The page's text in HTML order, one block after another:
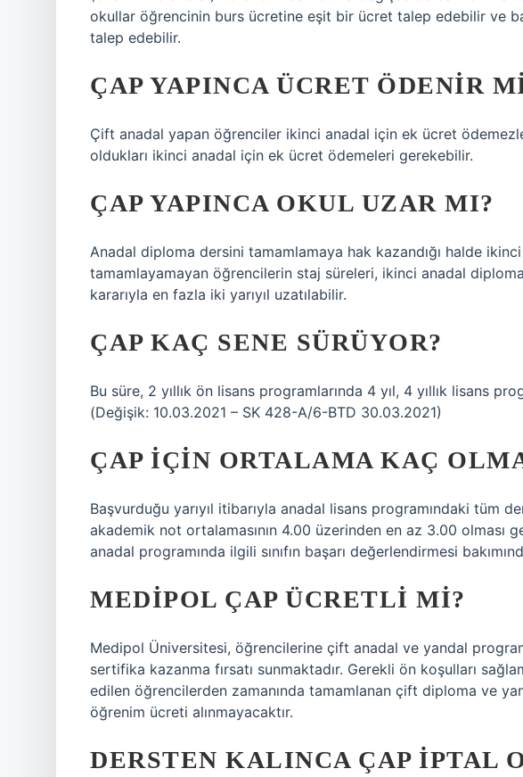
okullar öğrencinin burs ücretine eşit bir ücret talep edebilir ve
talep edebilir.
ÇAP YAPINCA ÜCRET ÖDENIR
Çift anadal yapan öğrenciler ikinci anadal için ek ücret
oldukları ikinci anadal için ek ücret ödemeleri gerekebilir.
ÇAP YAPINCA OKUL UZAR MI?
Anadal diploma dersini tamamlamaya hak kazandığı halde
tamamlayamayan öğrencilerin staj süreleri, ikinci anadal
kararıyla en fazla iki yarıyıl uzatılabilir.
ÇAP KAÇ SENE SÜRÜYOR?
Bu süre, 2 yıllık ön lisans programlarında 4 yıl, 4 yıllık lisans
(Değişik: 10.03.2021 – SK 428-A/6-BTD 30.03.2021)
ÇAP IÇIN ORTALAMA KAÇ
Başvurduğu yarıyıl itibarıyla anadal lisans programındaki tüm
akademik not ortalamasının 4.00 üzerinden en az 3.00 olması
anadal programında ilgili sınıfın başarı değerlendirmesi
MEDIPOL ÇAP ÜCRETLI MI?
Medipol Üniversitesi, öğrencilerine çift anadal ve yandal
sertifika kazanma fırsatı sunmaktadır. Gerekli ön koşulları
edilen öğrencilerden zamanında tamamlanan çift diploma ve
öğrenim ücreti alınmayacaktır.
DERSTEN KALINCA ÇAP IPTAL